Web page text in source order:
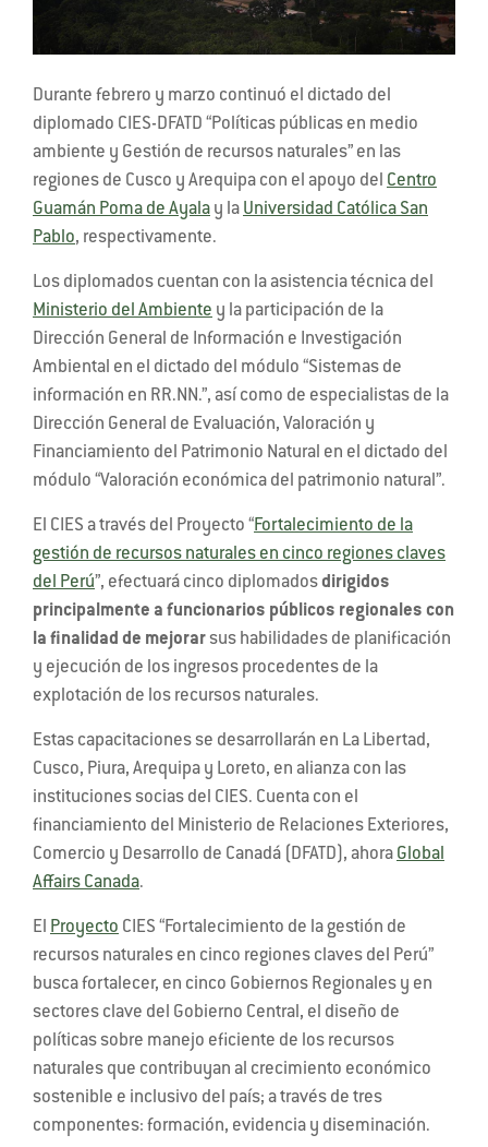
Durante febrero y marzo continuó el dictado del
diplomado CIES-DFATD “Políticas públicas en medio
ambiente y Gestión de recursos naturales” en las
regiones de Cusco y Arequipa con el apoyo del Centro
Guamán Poma de Ayala y la Universidad Católica San
Pablo, respectivamente.
Los diplomados cuentan con la asistencia técnica del
Ministerio del Ambiente y la participación de la
Dirección General de Información e Investigación
Ambiental en el dictado del módulo “Sistemas de
información en RR.NN.”, así como de especialistas de la
Dirección General de Evaluación, Valoración y
Financiamiento del Patrimonio Natural en el dictado del
módulo “Valoración económica del patrimonio natural”.
El CIES a través del Proyecto “Fortalecimiento de la
gestión de recursos naturales en cinco regiones claves
del Perú”, efectuará cinco diplomadosdirigidos
principalmente a funcionarios públicos regionales con
la finalidad de mejorarsus habilidades de planificación
y ejecución de los ingresos procedentes de la
explotación de los recursos naturales.
Estas capacitaciones se desarrollarán en La Libertad,
Cusco, Piura, Arequipa y Loreto, en alianza con las
instituciones socias del CIES. Cuenta con el
financiamiento del Ministerio de Relaciones Exteriores,
Comercio y Desarrollo de Canadá (DFATD), ahora Global
Affairs Canada.
El Proyecto CIES “Fortalecimiento de la gestión de
recursos naturales en cinco regiones claves del Perú”
busca fortalecer, en cinco Gobiernos Regionales y en
sectores clave del Gobierno Central, el diseño de
políticas sobre manejo eficiente de los recursos
naturales que contribuyan al crecimiento económico
sostenible e inclusivo del país; a través de tres
componentes: formación, evidencia y diseminación.